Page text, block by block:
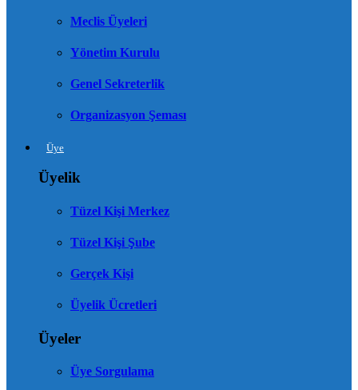
Meclis Üyeleri
Yönetim Kurulu
Genel Sekreterlik
Organizasyon Şeması
Üye
Üyelik
Tüzel Kişi Merkez
Tüzel Kişi Şube
Gerçek Kişi
Üyelik Ücretleri
Üyeler
Üye Sorgulama